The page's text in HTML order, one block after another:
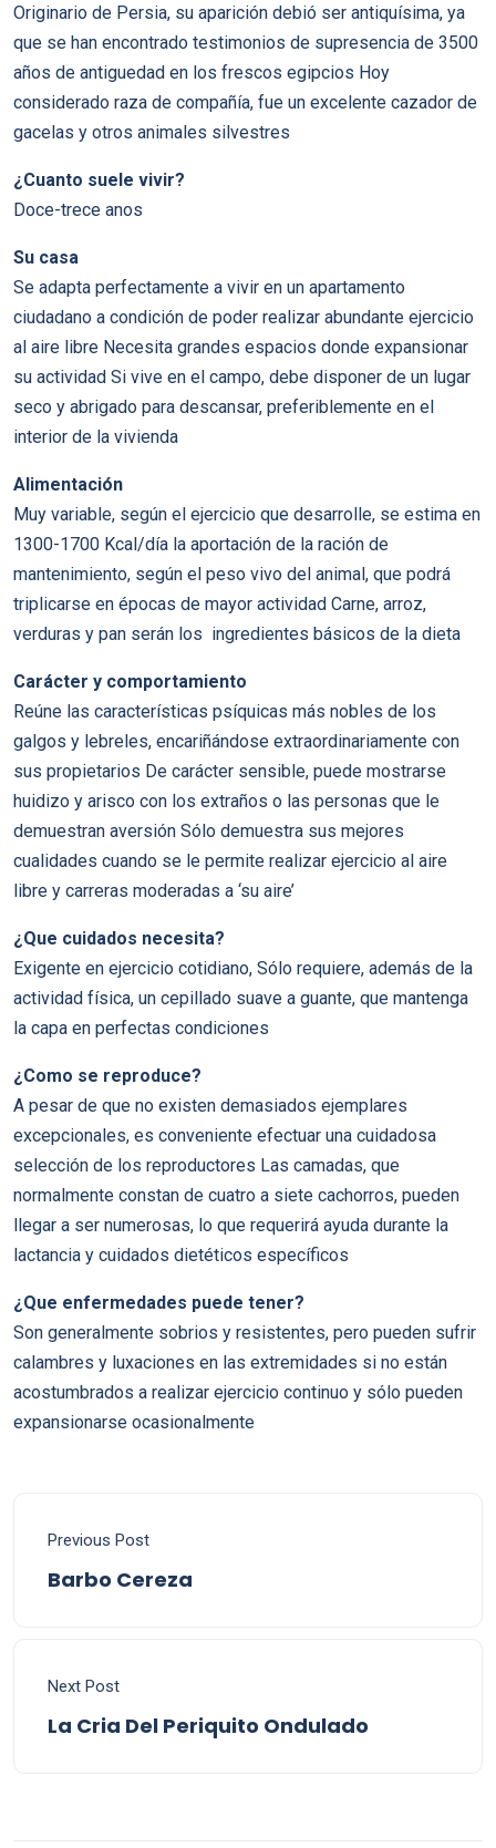
Originario de Persia, su aparición debió ser antiquísima, ya
que se han encontrado testimonios de supresencia de 3500
años de antiguedad en los frescos egipcios Hoy
considerado raza de compañía, fue un excelente cazador de
gacelas y otros animales silvestres
¿Cuanto suele vivir?
Doce-trece anos
Su casa
Se adapta perfectamente a vivir en un apartamento
ciudadano a condición de poder realizar abundante ejercicio
al aire libre Necesita grandes espacios donde expansionar
su actividad Si vive en el campo, debe disponer de un lugar
seco y abrigado para descansar, preferiblemente en el
interior de la vivienda
Alimentación
Muy variable, según el ejercicio que desarrolle, se estima en
1300-1700 Kcal/día la aportación de la ración de
mantenimiento, según el peso vivo del animal, que podrá
triplicarse en épocas de mayor actividad Carne, arroz,
verduras y pan serán los ingredientes básicos de la dieta
Carácter y comportamiento
Reúne las características psíquicas más nobles de los
galgos y lebreles, encariñándose extraordinariamente con
sus propietarios De carácter sensible, puede mostrarse
huidizo y arisco con los extraños o las personas que le
demuestran aversión Sólo demuestra sus mejores
cualidades cuando se le permite realizar ejercicio al aire
libre y carreras moderadas a ‘su aire’
¿Que cuidados necesita?
Exigente en ejercicio cotidiano, Sólo requiere, además de la
actividad física, un cepillado suave a guante, que mantenga
la capa en perfectas condiciones
¿Como se reproduce?
A pesar de que no existen demasiados ejemplares
excepcionales, es conveniente efectuar una cuidadosa
selección de los reproductores Las camadas, que
normalmente constan de cuatro a siete cachorros, pueden
llegar a ser numerosas, lo que requerirá ayuda durante la
lactancia y cuidados dietéticos específicos
¿Que enfermedades puede tener?
Son generalmente sobrios y resistentes, pero pueden sufrir
calambres y luxaciones en las extremidades si no están
acostumbrados a realizar ejercicio continuo y sólo pueden
expansionarse ocasionalmente
Previous Post
Barbo Cereza
Next Post
La Cria Del Periquito Ondulado